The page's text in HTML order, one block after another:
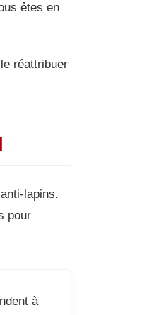
êtes en
réattribuer
lapins.
pour
à